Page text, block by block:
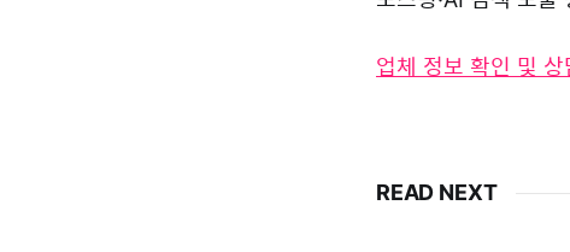
업체 정보 확인 및 상
READ NEXT